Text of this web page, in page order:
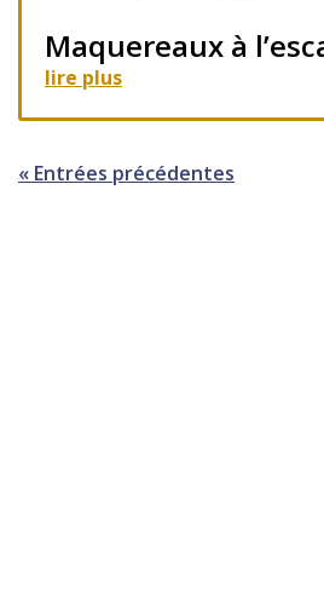
Maquereaux à
lire plus
« Entrées précédentes